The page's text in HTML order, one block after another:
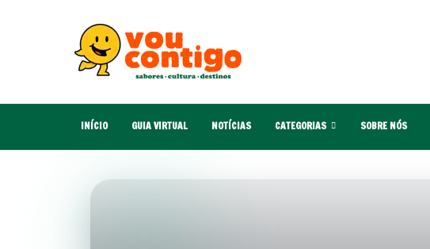
INÍCIO GUIA VIRTUAL NOTÍCIAS CATEGORIAS SOBRE NÓS